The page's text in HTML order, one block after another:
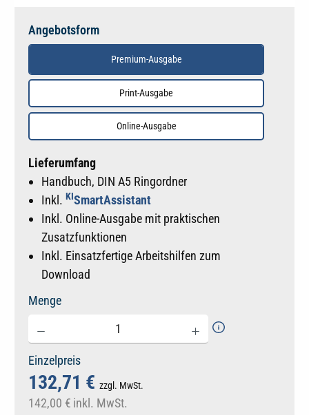
Angebotsform
Premium-Ausgabe
Print-Ausgabe
Online-Ausgabe
Lieferumfang
Handbuch, DIN A5 Ringordner
Inkl. KISmartAssistant
Inkl. Online-Ausgabe mit praktischen
Zusatzfunktionen
Inkl. Einsatzfertige Arbeitshilfen zum
Download
Menge
Einzelpreis
132,71 € zzgl. MwSt.
142,00 € inkl. MwSt.